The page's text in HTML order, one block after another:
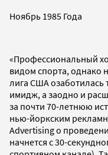
Ноябрь 1985 Года
«Профессиональный
видом спорта, однако
лига США озаботилась
имидж, а заодно и
за почти 70-летнюю
нью-йоркским
Advertising о
начнется с 30-